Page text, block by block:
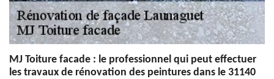
MJ Toiture facade : le professionnel qui peut effectuer
les travaux de rénovation des peintures dans le 31140